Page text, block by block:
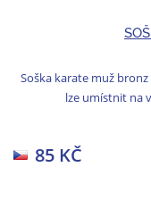
Soška karate muž
lze umístnit na
85 KČ